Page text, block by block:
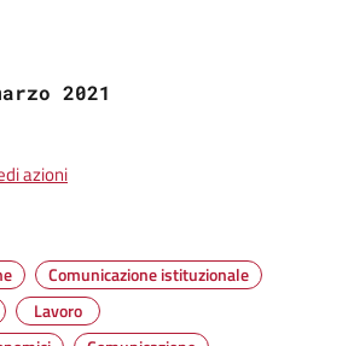
2021
azioni
Comunicazione istituzionale
Lavoro